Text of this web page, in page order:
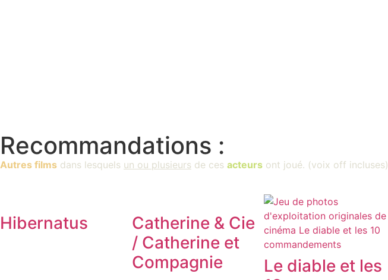
Recommandations :
Autres films dans lesquels un ou plusieurs de ces acteurs ont joué. (voix off incluses)
Hibernatus
Catherine & Cie
/ Catherine et
Compagnie
Le diable et les